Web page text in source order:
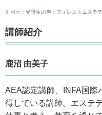
引用元： 受講生の声：フォレストエステ
講師紹介
鹿沼 由美子
AEA認定講師、INFA国際
得している講師。エステ